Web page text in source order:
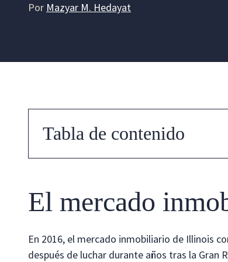
Por Mazyar M. Hedayat
Tabla de contenido
El mercado
En 2016, el mercado inmobiliario de Illinois
después de luchar durante años tras la Gran